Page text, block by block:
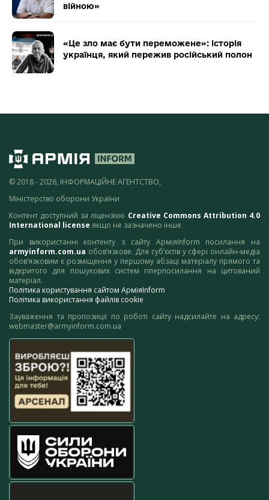
війною»
«Це зло має бути переможене»: історія
українця, який пережив російський полон
© 2018 - 2026, ІНФОРМАЦІЙНЕ АГЕНТСТВО,
Міністерство оборони України
Контент доступний за ліцензією Creative Commons Attribution 4.0
International license якщо не зазначено інше.
При використанні контенту з сайту АрміяInform посилання на
armyinform.com.ua обов’язкове. Для суб’єктів у сфері онлайн-медіа
обов’язковим є розміщення у першому абзаці матеріалу прямого та
відкритого для пошукових систем гіперпосилання на цитований
матеріал.
Політика користування сайтом АрміяInform
Політика використання файлів cookie
Зауваження та пропозиції по роботі сайту надсилайте на адресу:
webmaster@armyinform.com.ua